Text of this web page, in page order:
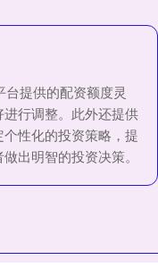
提供的配资额度灵
行调整。此外还提供
性化的投资策略，提
出明智的投资决策。